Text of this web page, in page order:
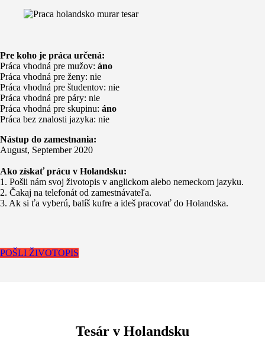
Pre koho je práca určená:
Práca vhodná pre mužov: áno
Práca vhodná pre ženy: nie
Práca vhodná pre študentov: nie
Práca vhodná pre páry: nie
Práca vhodná pre skupinu: áno
Práca bez znalosti jazyka: nie
Nástup do zamestnania:
August, September 2020
Ako získať prácu v Holandsku:
1. Pošli nám svoj životopis v anglickom alebo nemeckom jazyku.
2. Čakaj na telefonát od zamestnávateľa.
3. Ak si ťa vyberú, balíš kufre a ideš pracovať do Holandska.
POŠLI ŽIVOTOPIS
Tesár v Holandsku